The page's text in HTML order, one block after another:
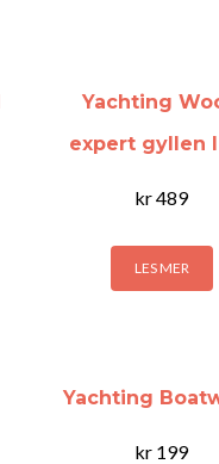
Yachting
expert gyllen
kr489
LES MER
Yachting
kr 199